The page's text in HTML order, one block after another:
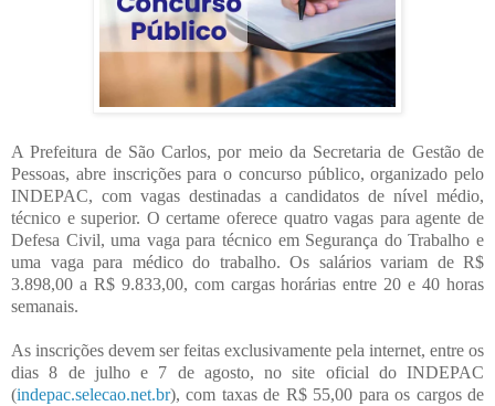
A Prefeitura de São Carlos, por meio da Secretaria de Gestão de
Pessoas, abre inscrições para o concurso público, organizado pelo
INDEPAC, com vagas destinadas a candidatos de nível médio,
técnico e superior. O certame oferece quatro vagas para agente de
Defesa Civil, uma vaga para técnico em Segurança do Trabalho e
uma vaga para médico do trabalho. Os salários variam de R$
3.898,00 a R$ 9.833,00, com cargas horárias entre 20 e 40 horas
semanais.
As inscrições devem ser feitas exclusivamente pela internet, entre os
dias 8 de julho e 7 de agosto, no site oficial do INDEPAC
(indepac.selecao.net.br), com taxas de R$ 55,00 para os cargos de